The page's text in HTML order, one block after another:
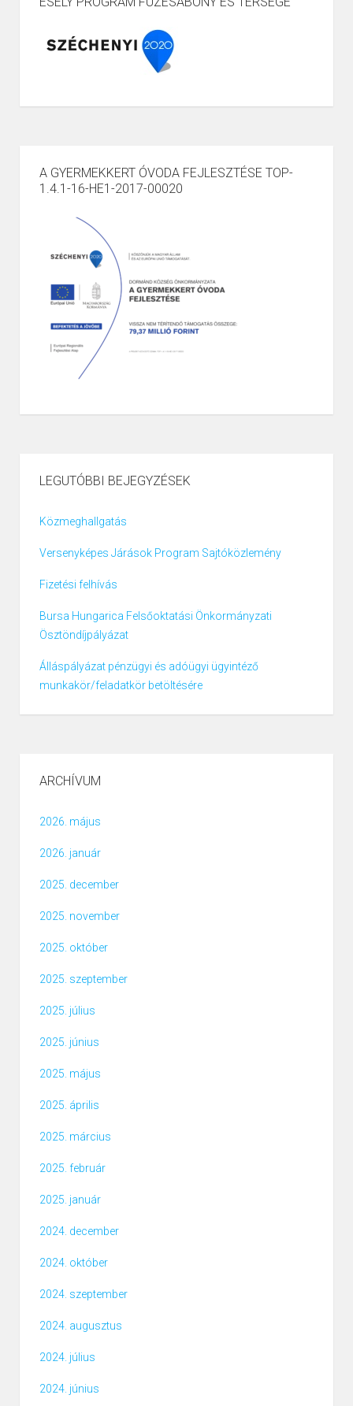
A GYERMEKKERT ÓVODA FEJLESZTÉSE TOP-
1.4.1-16-HE1-2017-00020
LEGUTÓBBI BEJEGYZÉSEK
Közmeghallgatás
Versenyképes Járások Program Sajtóközlemény
Fizetési felhívás
Bursa Hungarica Felsőoktatási Önkormányzati
Ösztöndíjpályázat
Álláspályázat pénzügyi és adóügyi ügyintéző
munkakör/feladatkör betöltésére
ARCHÍVUM
2026. május
2026. január
2025. december
2025. november
2025. október
2025. szeptember
2025. július
2025. június
2025. május
2025. április
2025. március
2025. február
2025. január
2024. december
2024. október
2024. szeptember
2024. augusztus
2024. július
2024. június